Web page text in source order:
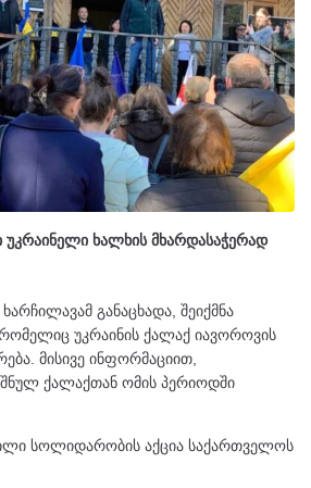
უკრაინელი ხალხის მხარდასაჭერად
განაცხადა, შეიქმნა
უკრაინის ქალაქ იავოროვის
მისივე ინფორმაციით,
ქალაქთან ომის პერიოდში
სოლიდარობის აქცია საქართველოს